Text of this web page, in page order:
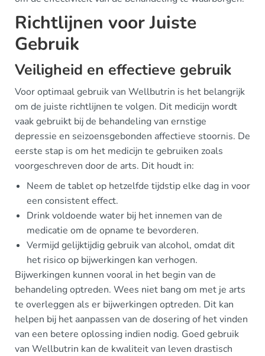
Richtlijnen voor Juiste
Gebruik
Veiligheid en effectieve gebruik
Voor optimaal gebruik van Wellbutrin is het belangrijk
om de juiste richtlijnen te volgen. Dit medicijn wordt
vaak gebruikt bij de behandeling van ernstige
depressie en seizoensgebonden affectieve stoornis. De
eerste stap is om het medicijn te gebruiken zoals
voorgeschreven door de arts. Dit houdt in:
Neem de tablet op hetzelfde tijdstip elke dag in voor
een consistent effect.
Drink voldoende water bij het innemen van de
medicatie om de opname te bevorderen.
Vermijd gelijktijdig gebruik van alcohol, omdat dit
het risico op bijwerkingen kan verhogen.
Bijwerkingen kunnen vooral in het begin van de
behandeling optreden. Wees niet bang om met je arts
te overleggen als er bijwerkingen optreden. Dit kan
helpen bij het aanpassen van de dosering of het vinden
van een betere oplossing indien nodig. Goed gebruik
van Wellbutrin kan de kwaliteit van leven drastisch